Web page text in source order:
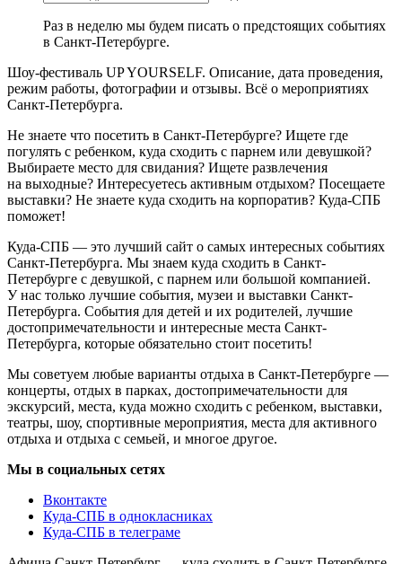
Раз в неделю мы будем писать о предстоящих событиях
в Санкт-Петербурге.
Шоу-фестиваль UP YOURSELF. Описание, дата проведения,
режим работы, фотографии и отзывы. Всё о мероприятиях
Санкт-Петербурга.
Не знаете что посетить в Санкт-Петербурге? Ищете где
погулять с ребенком, куда сходить с парнем или девушкой?
Выбираете место для свидания? Ищете развлечения
на выходные? Интересуетесь активным отдыхом? Посещаете
выставки? Не знаете куда сходить на корпоратив? Куда-СПБ
поможет!
Куда-СПБ — это лучший сайт о самых интересных событиях
Санкт-Петербурга. Мы знаем куда сходить в Санкт-
Петербурге с девушкой, с парнем или большой компанией.
У нас только лучшие события, музеи и выставки Санкт-
Петербурга. События для детей и их родителей, лучшие
достопримечательности и интересные места Санкт-
Петербурга, которые обязательно стоит посетить!
Мы советуем любые варианты отдыха в Санкт-Петербурге —
концерты, отдых в парках, достопримечательности для
экскурсий, места, куда можно сходить с ребенком, выставки,
театры, шоу, спортивные мероприятия, места для активного
отдыха и отдыха с семьей, и многое другое.
Мы в социальных сетях
Вконтакте
Куда-СПБ в однокласниках
Куда-СПБ в телеграме